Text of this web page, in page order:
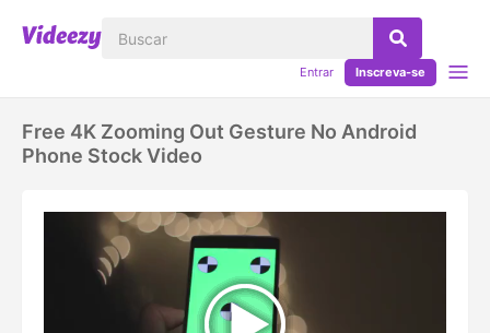
Entrar Inscreva-se
Free 4K Zooming Out Gesture No Android
Phone Stock Video